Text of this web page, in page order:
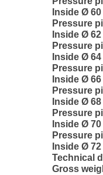
Inside Ø
Pressure
Inside Ø
Pressure
Inside Ø
Pressure
Inside Ø
Pressure
Inside Ø
Pressure
Inside Ø
Pressure
Inside Ø
Technical
Gross